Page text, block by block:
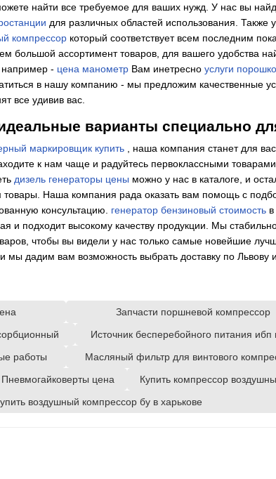
найти все требуемое для ваших нужд. У нас вы
для различных областей использования. Также
компрессор который соответствует всем последним
большой ассортимент товаров, для вашего удобства
- цена манометр Вам инетресно услуги
в нашу компанию - мы предложим качественные
все удивив вас.
варианты специально
маркировщик купить , наша компания станет для вас
к нам чаще и радуйтесь первоклассными
дизель генераторы цены можно у нас в каталоге, и
Наша компания рада оказать вам помощь с
консультацию. генератор бензиновый стоимость
и подходит высокому качеству продукции. Мы
чтобы вы видели у нас только самые новейшие
мы дадим вам возможность выбрать доставку по Львову
Запчасти поршневой компрессор
Источник бесперебойного питания ибп
работы
Масляный фильтр для винтового
Пневмогайковерты цена
Купить компрессор
воздушный компрессор бу в харькове